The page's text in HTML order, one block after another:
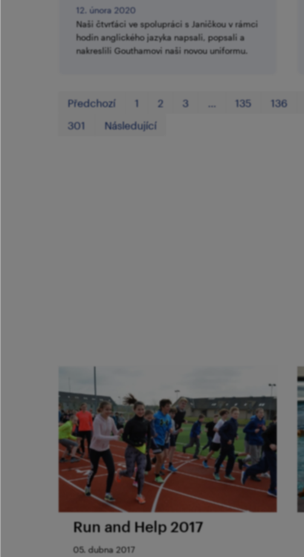
12. února 2020
Naši čtvrťáci ve spolupráci s Janičkou v rámci
hodin anglického jazyka napsali, popsali a
nakreslili Gouthamovi naši novou uniformu.
Předchozí 1 2 3 135 136
301
Následující
Run and Help 2017
05. dubna 2017